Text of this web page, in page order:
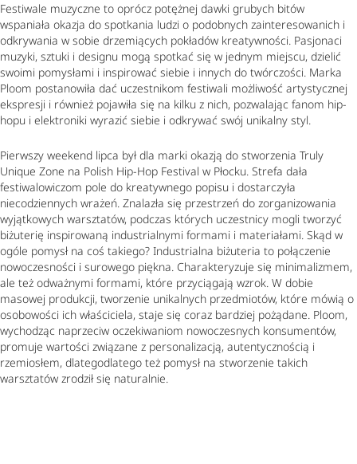
Festiwale muzyczne to oprócz potężnej dawki grubych bitów
wspaniała okazja do spotkania ludzi o podobnych zainteresowanich i
odkrywania w sobie drzemiących pokładów kreatywności. Pasjonaci
muzyki, sztuki i designu mogą spotkać się w jednym miejscu, dzielić
swoimi pomysłami i inspirować siebie i innych do twórczości. Marka
Ploom postanowiła dać uczestnikom festiwali możliwość artystycznej
ekspresji i również pojawiła się na kilku z nich, pozwalając fanom hip-
hopu i elektroniki wyrazić siebie i odkrywać swój unikalny styl.
Pierwszy weekend lipca był dla marki okazją do stworzenia Truly
Unique Zone na Polish Hip-Hop Festival w Płocku. Strefa dała
festiwalowiczom pole do kreatywnego popisu i dostarczyła
niecodziennych wrażeń. Znalazła się przestrzeń do zorganizowania
wyjątkowych warsztatów, podczas których uczestnicy mogli tworzyć
biżuterię inspirowaną industrialnymi formami i materiałami. Skąd w
ogóle pomysł na coś takiego? Industrialna biżuteria to połączenie
nowoczesności i surowego piękna. Charakteryzuje się minimalizmem,
ale też odważnymi formami, które przyciągają wzrok. W dobie
masowej produkcji, tworzenie unikalnych przedmiotów, które mówią o
osobowości ich właściciela, staje się coraz bardziej pożądane. Ploom,
wychodząc naprzeciw oczekiwaniom nowoczesnych konsumentów,
promuje wartości związane z personalizacją, autentycznością i
rzemiosłem, dlategodlatego też pomysł na stworzenie takich
warsztatów zrodził się naturalnie.